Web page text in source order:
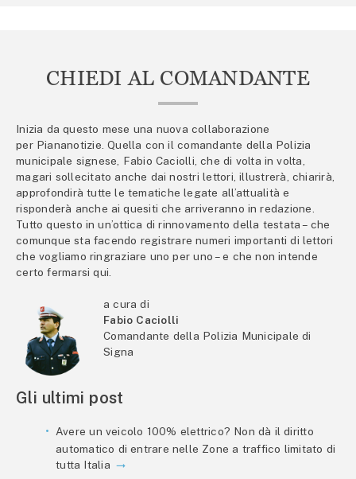
CHIEDI AL COMANDANTE
Inizia da questo mese una nuova collaborazione
per Piananotizie. Quella con il comandante della Polizia
municipale signese, Fabio Caciolli, che di volta in volta,
magari sollecitato anche dai nostri lettori, illustrerà, chiarirà,
approfondirà tutte le tematiche legate all’attualità e
risponderà anche ai quesiti che arriveranno in redazione.
Tutto questo in un’ottica di rinnovamento della testata – che
comunque sta facendo registrare numeri importanti di lettori
che vogliamo ringraziare uno per uno – e che non intende
certo fermarsi qui.
a cura di
Fabio Caciolli
Comandante della Polizia Municipale di
Signa
Gli ultimi post
Avere un veicolo 100% elettrico? Non dà il diritto
automatico di entrare nelle Zone a traffico limitato di
tutta Italia